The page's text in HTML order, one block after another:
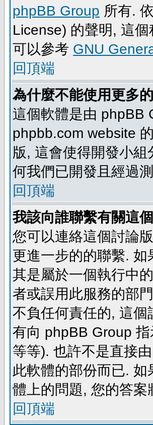
phpBB Group 所有.
License) 的聲明, 這
可以參考 GNU
回頂端
為什麼不能使用更多
這個軟體是由 phpBB
phpbb.com website
版, 這會使得開發小
何我們已開發且經過
回頂端
我該向誰聯繫有關這
您可以連絡這個討論
更進一步的的聯繫.
其是屬於一個執行中
者或誤用此服務的部
不負任何責任的, 這
有向 phpBB Group
等等). 也許不是直接
此軟體的部份而已.
體上的問題, 您的答
回頂端